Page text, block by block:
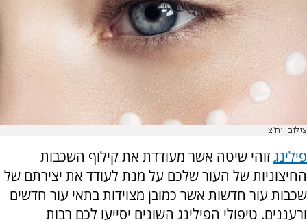
צילום: יח"צ
פילינגזוהי שיטה אשר מעודדת את קילוף השכבות
החיצוניות של העור שלכם על מנת לעודד את יצירתם של
שכבות עור חדשות אשר כמובן מצוידות בתאי עור חדשים
ורעננים. טיפולי הפילינג השונים יסייעו לכם רבות